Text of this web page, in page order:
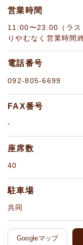
営業時間
11:00〜23:00（ラス
りやむなく営業時間
電話番号
092-805-6699
FAX番号
-
座席数
40
駐車場
共同
Googleマップ